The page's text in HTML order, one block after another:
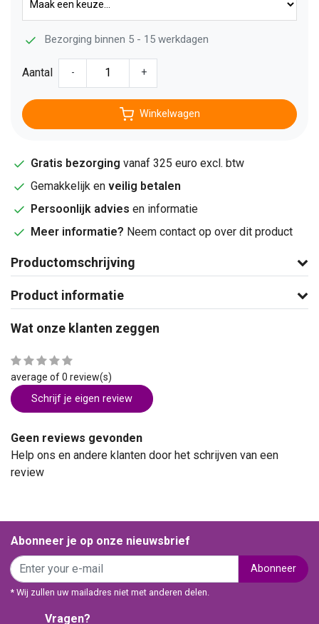
Bezorging binnen 5 - 15 werkdagen
Aantal - +
Winkelwagen
Gratis bezorging vanaf 325 euro excl. btw
Gemakkelijk en veilig betalen
Persoonlijk advies en informatie
Meer informatie? Neem contact op over dit product
Productomschrijving
Product informatie
Wat onze klanten zeggen
average of 0 review(s)
Schrijf je eigen review
Geen reviews gevonden
Help ons en andere klanten door het schrijven van een
review
Abonneer je op onze nieuwsbrief
Abonneer
* Wij zullen uw mailadres niet met anderen delen.
Vragen?